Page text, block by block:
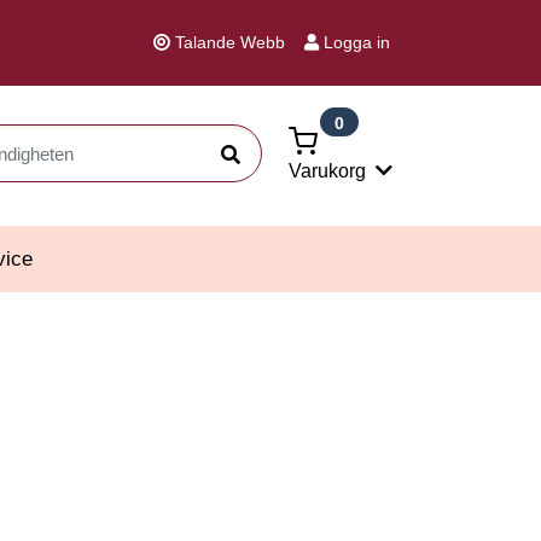
Talande Webb Logga in
Sök
Varukorg
0